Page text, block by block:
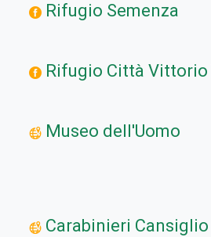
Rifugio Semenza
Rifugio Città Vittorio
Museo dell'Uomo
Carabinieri Cansiglio